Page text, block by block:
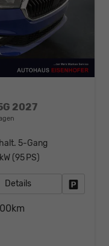
2027
5-Gang
(95 PS)
Details